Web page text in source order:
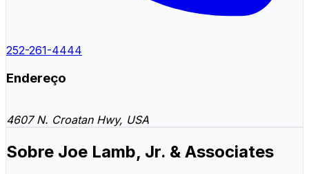
252-261-4444
Endereço
4607 N. Croatan Hwy, USA
Sobre Joe Lamb, Jr. & Associates